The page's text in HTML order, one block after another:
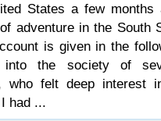
States a few months
adventure in the South
is given in the
into the society of
who felt deep interest
had ...